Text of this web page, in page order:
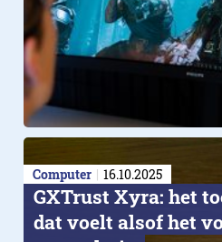
Computer 16.10.2025
GXTrust Xyra: het
dat voelt alsof het